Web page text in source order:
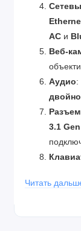
AC и
Веб-
Аудио:
3.1
Блок
Экран
Читать